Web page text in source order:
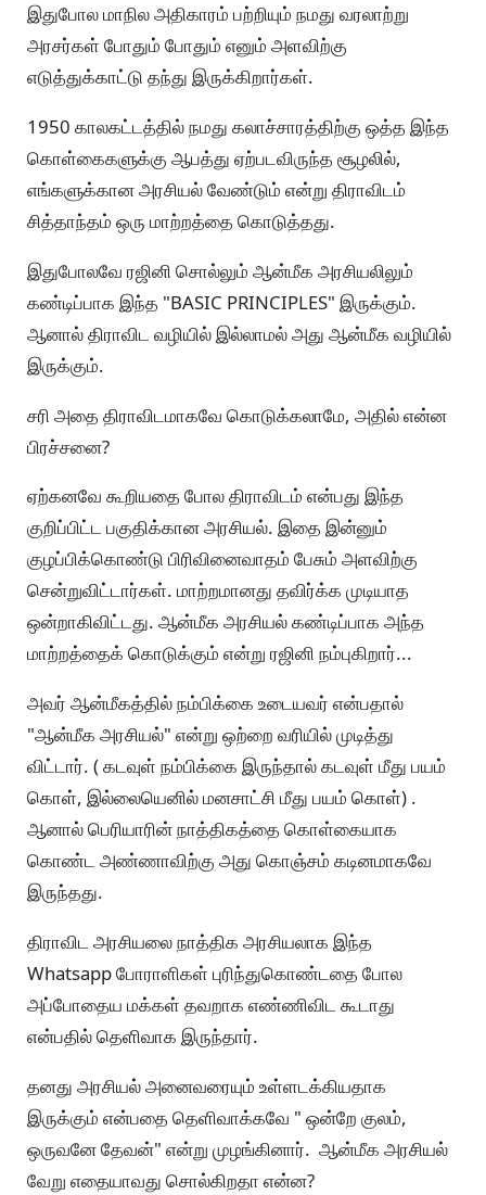
இதுபோல மாநில அதிகாரம் பற்றியும் நமது வரலாற்று
அரசர்கள் போதும் போதும் எனும் அளவிற்கு
எடுத்துக்காட்டு தந்து இருக்கிறார்கள்.
1950 காலகட்டத்தில் நமது கலாச்சாரத்திற்கு ஒத்த இந்த
கொள்கைகளுக்கு ஆபத்து ஏற்படவிருந்த சூழலில்,
எங்களுக்கான அரசியல் வேண்டும் என்று திராவிடம்
சித்தாந்தம் ஒரு மாற்றத்தை கொடுத்தது.
இதுபோலவே ரஜினி சொல்லும் ஆன்மீக அரசியலிலும்
கண்டிப்பாக இந்த "BASIC PRINCIPLES" இருக்கும்.
ஆனால் திராவிட வழியில் இல்லாமல் அது ஆன்மீக வழியில்
இருக்கும்.
சரி அதை திராவிடமாகவே கொடுக்கலாமே, அதில் என்ன
பிரச்சனை?
ஏற்கனவே கூறியதை போல திராவிடம் என்பது இந்த
குறிப்பிட்ட பகுதிக்கான அரசியல். இதை இன்னும்
குழப்பிக்கொண்டு பிரிவினைவாதம் பேசும் அளவிற்கு
சென்றுவிட்டார்கள். மாற்றமானது தவிர்க்க முடியாத
ஒன்றாகிவிட்டது. ஆன்மீக அரசியல் கண்டிப்பாக அந்த
மாற்றத்தைக் கொடுக்கும் என்று ரஜினி நம்புகிறார்...
அவர் ஆன்மீகத்தில் நம்பிக்கை உடையவர் என்பதால்
"ஆன்மீக அரசியல்" என்று ஒற்றை வரியில் முடித்து
விட்டார். ( கடவுள் நம்பிக்கை இருந்தால் கடவுள் மீது பயம்
கொள், இல்லையெனில் மனசாட்சி மீது பயம் கொள்) .
ஆனால் பெரியாரின் நாத்திகத்தை கொள்கையாக
கொண்ட அண்ணாவிற்கு அது கொஞ்சம் கடினமாகவே
இருந்தது.
திராவிட அரசியலை நாத்திக அரசியலாக இந்த
Whatsapp போராளிகள் புரிந்துகொண்டதை போல
அப்போதைய மக்கள் தவறாக எண்ணிவிட கூடாது
என்பதில் தெளிவாக இருந்தார்.
தனது அரசியல் அனைவரையும் உள்ளடக்கியதாக
இருக்கும் என்பதை தெளிவாக்கவே " ஒன்றே குலம்,
ஒருவனே தேவன்" என்று முழங்கினார். ஆன்மீக அரசியல்
வேறு எதையாவது சொல்கிறதா என்ன?